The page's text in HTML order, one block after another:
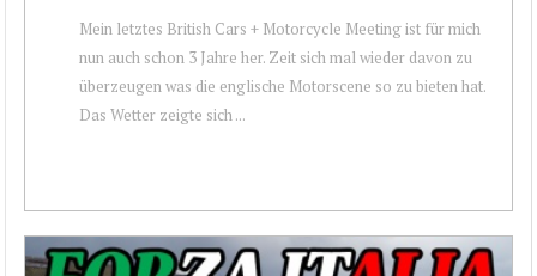
Mein letztes British Cars + Motorcycle Meeting ist für mich
nun auch schon 3 Jahre her. Zeit sich mal wieder davon zu
überzeugen was die englische Motorscene so zu bieten hat.
Das Wetter zeigte sich ...